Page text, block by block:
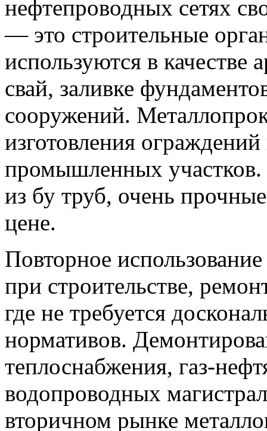
нефтепроводных сетях
— это строительные
используются в качестве
свай, заливке
сооружений.
изготовления
промышленных
из бу труб, очень
цене.
Повторное
при строительстве,
где не требуется
нормативов.
теплоснабжения, газ-
водопроводных
вторичном рынке